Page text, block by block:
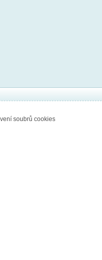
soubrů cookies